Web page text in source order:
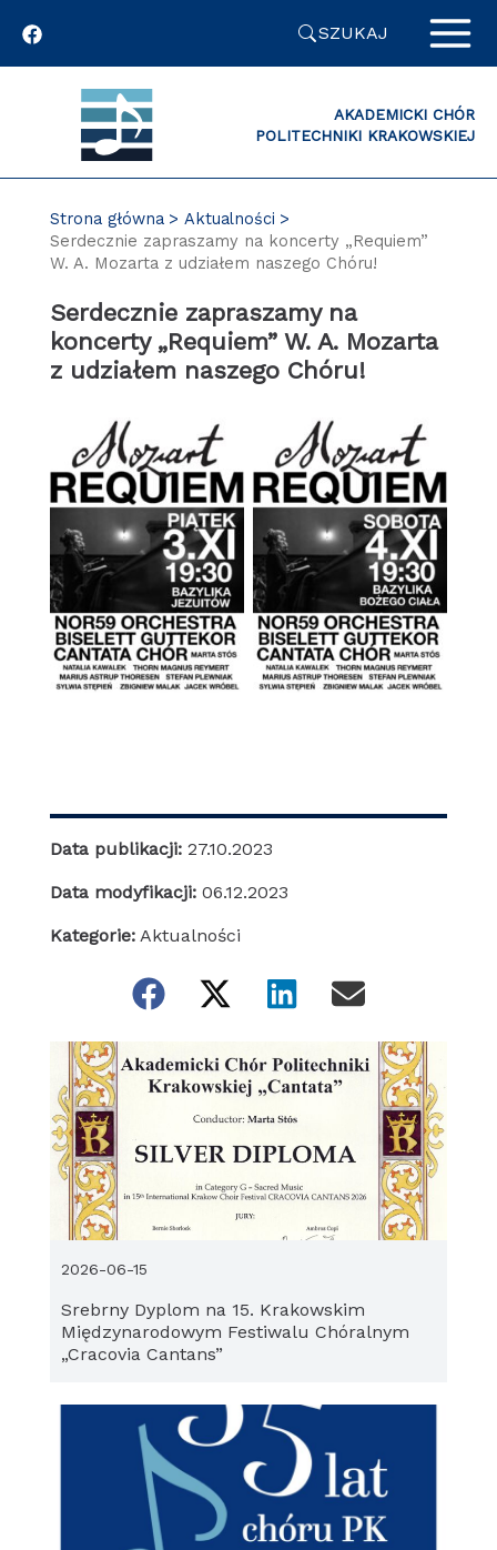
SZUKAJ
AKADEMICKI CHÓR
POLITECHNIKI KRAKOWSKIEJ
Strona główna
Aktualności
Serdecznie zapraszamy na koncerty „Requiem”
W. A. Mozarta z udziałem naszego Chóru!
Serdecznie zapraszamy na
koncerty „Requiem” W. A. Mozarta
z udziałem naszego Chóru!
Data publikacji: 27.10.2023
Data modyfikacji: 06.12.2023
Kategorie: Aktualności
Srebrny Dyplom na 15. Krakowskim
Międzynarodowym Festiwalu Chóralnym
„Cracovia Cantans”
2026-06-15